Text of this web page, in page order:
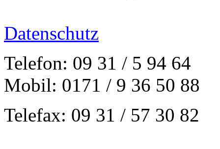
Datenschutz
Telefon: 09 31 / 5 94 64
Mobil: 0171 / 9 36 50 88
Telefax: 09 31 / 57 30 82